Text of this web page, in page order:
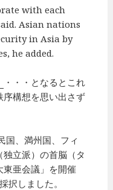
with each
Asian nations
in Asia by
he added.
・・・となるとこれ
序構想を思い出さず
国、満州国、フィ
立派）の首脳（タ
亜会議」を開催
択しました。